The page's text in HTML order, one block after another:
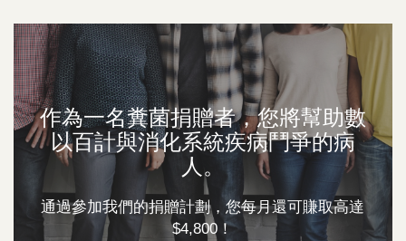
作為一名糞菌捐贈者，您將幫助數
以百計與消化系統疾病鬥爭的病
人。
通過參加我們的捐贈計劃，您每月還可賺取高達
$4,800！